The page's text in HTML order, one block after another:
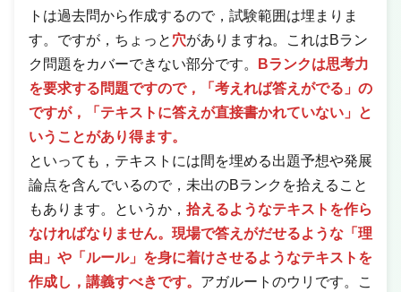
トは過去問から作成するので，試験範囲は埋まりま
す。ですが，ちょっと 穴がありますね。これはBラン
ク問題をカバーできない部分です。
Bランクは思考力
を要求する問題ですので，「考えれば答えがでる」の
ですが，「テキストに答えが直接書かれていない」と
いうことがあり得ます。
といっても，テキストには間を埋める出題予想や発展
論点を含んでいるので，未出のBランクを拾えること
もあります。というか， 拾えるようなテキストを作ら
なければなりません。現場で答えがだせるような「理
由」や「ルール」を身に着けさせるようなテキストを
作成し，講義すべきです。 アガルートのウリです。こ